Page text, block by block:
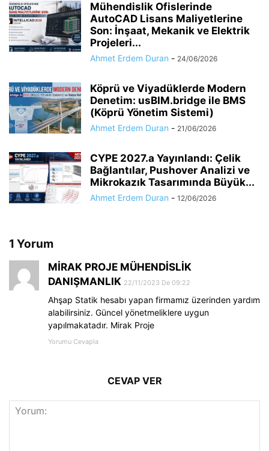
Mühendislik Ofislerinde
AutoCAD Lisans Maliyetlerine
Son: İnşaat, Mekanik ve Elektrik
Projeleri...
Ahmet Erdem Duran - 24/06/2026
Köprü ve Viyadüklerde Modern
Denetim: usBIM.bridge ile BMS
(Köprü Yönetim Sistemi)
Ahmet Erdem Duran - 21/06/2026
CYPE 2027.a Yayınlandı: Çelik
Bağlantılar, Pushover Analizi ve
Mikrokazık Tasarımında Büyük...
Ahmet Erdem Duran - 12/06/2026
1 Yorum
MİRAK PROJE MÜHENDİSLİK
DANIŞMANLIK 22/11/2023 De 09:22
Ahşap Statik hesabı yapan firmamız üzerinden yardım
alabilirsiniz. Güncel yönetmeliklere uygun
yapılmakatadır. Mirak Proje
Yorumu Cevapla
CEVAP VER